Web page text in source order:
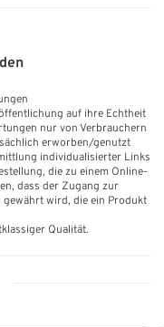
auf ihre Echtheit
nur von Verbrauchern
erworben/genutzt
individualisierter Links
die zu einem Online-
dass der Zugang zur
wird, die ein Produkt
Qualität.